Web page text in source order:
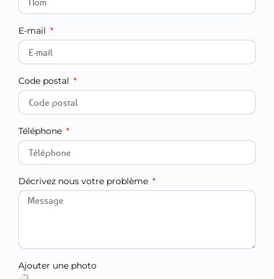
E-mail
Code postal
Téléphone
Décrivez nous votre problème
Ajouter une photo